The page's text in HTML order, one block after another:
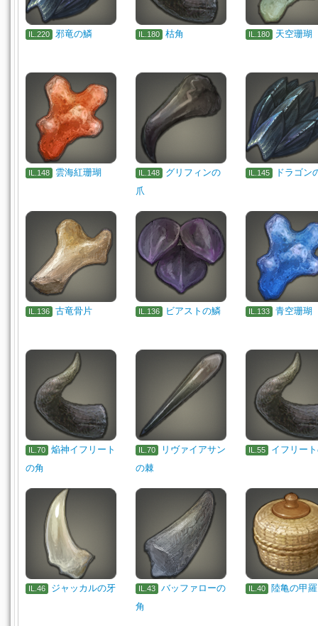
IL.220 邪竜の鱗 IL.180 枯角 IL.180 天空珊瑚
IL.148 雲海紅珊瑚 IL.148
グリフィンの
爪
IL.145 ドラゴン
IL.136 古竜骨片 IL.136 ビアストの鱗 IL.133 青空珊瑚
IL.70
焔神イフリート
の角
IL.70
リヴァイアサン
の棘
IL.55 イフリー
IL.46 ジャッカルの牙 IL.43
バッファローの
角
IL.40 陸亀の甲羅